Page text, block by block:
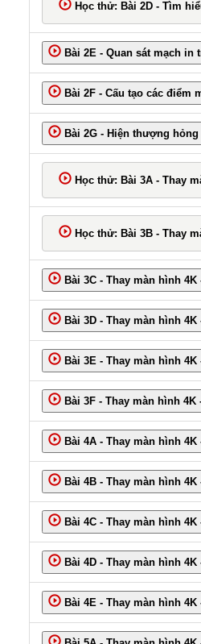
Học thử: Bài 2D - Tìm
Bài 2E - Quan sát mạch in
Bài 2F - Cấu tạo các điểm
Bài 2G - Hiện thượng
Học thử: Bài 3A - Thay
Học thử: Bài 3B - Thay
Bài 3C - Thay màn hình 4K
Bài 3D - Thay màn hình 4K
Bài 3E - Thay màn hình 4K
Bài 3F - Thay màn hình 4K
Bài 4A - Thay màn hình 4K
Bài 4B - Thay màn hình 4K
Bài 4C - Thay màn hình 4K
Bài 4D - Thay màn hình 4K
Bài 4E - Thay màn hình 4K